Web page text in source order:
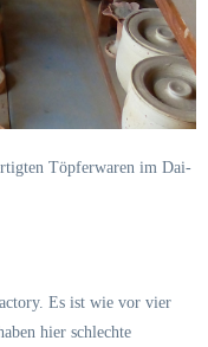
Töpferwaren im Dai-
Es ist wie vor vier
hier schlechte